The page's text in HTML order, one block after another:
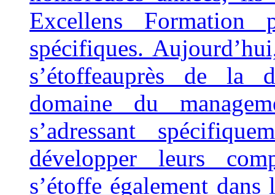
Excellens Formation
spécifiques.
s’étoffeauprès de la
domaine du
s’adressant
développer leurs
s’étoffe également